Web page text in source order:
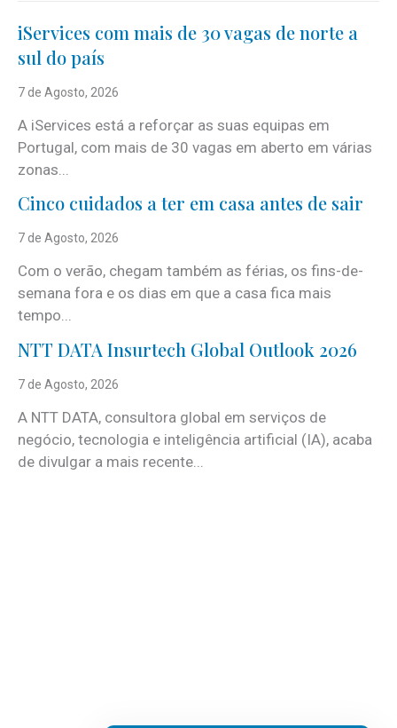
iServices com mais de 30 vagas de norte a
sul do país
7 de Agosto, 2026
A iServices está a reforçar as suas equipas em
Portugal, com mais de 30 vagas em aberto em várias
zonas...
Cinco cuidados a ter em casa antes de sair
7 de Agosto, 2026
Com o verão, chegam também as férias, os fins-de-
semana fora e os dias em que a casa fica mais
tempo...
NTT DATA Insurtech Global Outlook 2026
7 de Agosto, 2026
A NTT DATA, consultora global em serviços de
negócio, tecnologia e inteligência artificial (IA), acaba
de divulgar a mais recente...